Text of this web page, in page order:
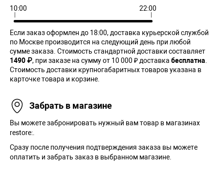
10:00
22:00
Если заказ оформлен до 18:00, доставка курьерской службой
по Москве производится на следующий день при любой
сумме заказа. Cтоимость стандартной доставки составляет
1490 ₽, при заказе на сумму от 10 000 ₽ доставка бесплатна
Стоимость доставки крупногабаритных товаров указана в
карточке товара и корзине.
Забрать в магазине
Вы можете забронировать нужный вам товар в магазинах
restore:.
Сразу после получения подтверждения заказа вы можете
оплатить и забрать заказ в выбранном магазине.